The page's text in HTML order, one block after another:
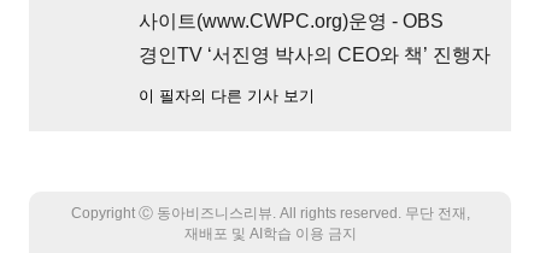
사이트(www.CWPC.org)운영 - OBS
경인TV ‘서진영 박사의 CEO와 책’ 진행자
이 필자의 다른 기사 보기
Copyright Ⓒ 동아비즈니스리뷰. All rights reserved. 무단 전재,
재배포 및 AI학습 이용 금지